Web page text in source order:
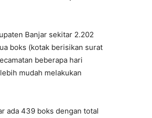
Banjar sekitar 2.202
boks (kotak berisikan surat
beberapa hari
mudah melakukan
ada 439 boks dengan total